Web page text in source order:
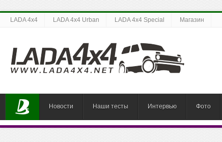
LADA 4x4 LADA 4x4 Urban LADA 4x4 Special Магазин
Новости Наши тесты Интервью Фото